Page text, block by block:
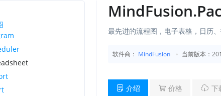
最先进的流程图，电子表格，日历
软件商： MindFusion 当前版本：
介绍 价格 下